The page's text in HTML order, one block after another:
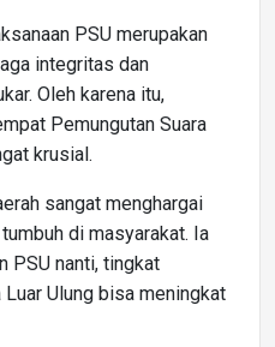
PSU merupakan
integritas dan
Oleh karena itu,
Pemungutan Suara
krusial.
sangat menghargai
di masyarakat. Ia
PSU nanti, tingkat
Ulung bisa meningkat